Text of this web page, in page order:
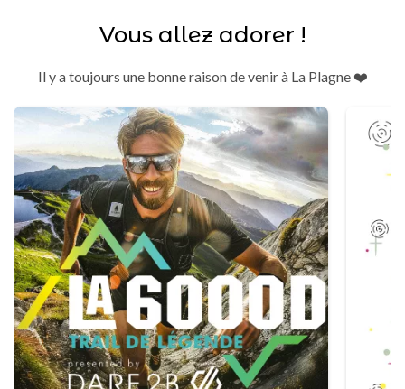
Vous allez adorer !
Il y a toujours une bonne raison de venir à La Plagne ❤️